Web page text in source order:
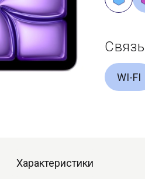
Связь
WI-FI
Характеристики